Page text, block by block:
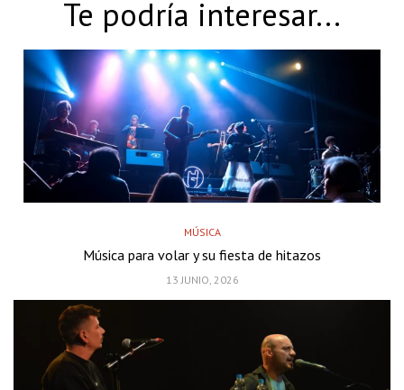
Te podría interesar...
MÚSICA
Música para volar y su fiesta de hitazos
13 JUNIO, 2026